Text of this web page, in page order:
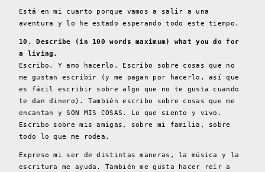
Está en mi cuarto porque vamos a salir a una
aventura y lo he estado esperando todo este tiempo.
10. Describe (in 100 words maximum) what you do for
a living.
Escribo. Y amo hacerlo. Escribo sobre cosas que no
me gustan escribir (y me pagan por hacerlo, así que
es fácil escribir sobre algo que no te gusta cuando
te dan dinero). También escribo sobre cosas que me
encantan y SON MIS COSAS. Lo que siento y vivo.
Escribo sobre mis amigas, sobre mi familia, sobre
todo lo que me rodea.
Expreso mi ser de distintas maneras, la música y la
escritura me ayuda. También me gusta hacer reír a